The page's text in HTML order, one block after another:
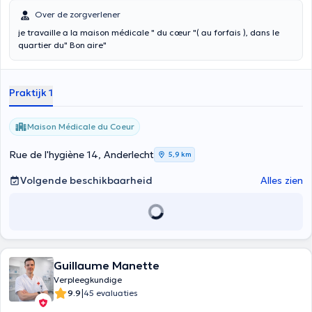
Over de zorgverlener
je travaille a la maison médicale " du cœur "( au forfais ), dans le
quartier du" Bon aire"
Praktijk 1
Maison Médicale du Coeur
Rue de l'hygiène 14, Anderlecht 5,9 km
Volgende beschikbaarheid Alles zien
Guillaume Manette
Verpleegkundige
9.9|45 evaluaties